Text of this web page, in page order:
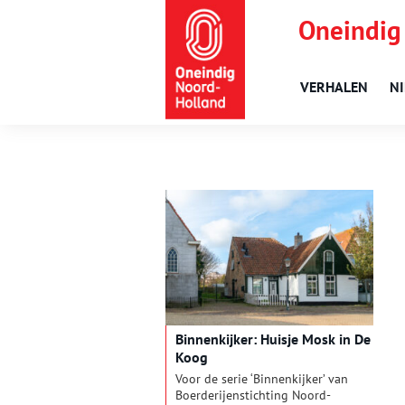
VERHALEN
Binnenkijker: Huisje Mosk in De
Koog
Voor de serie ‘Binnenkijker’ van
Boerderijenstichting Noord-